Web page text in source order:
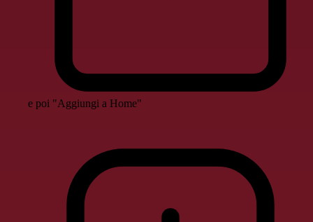
e poi "Aggiungi a Home"